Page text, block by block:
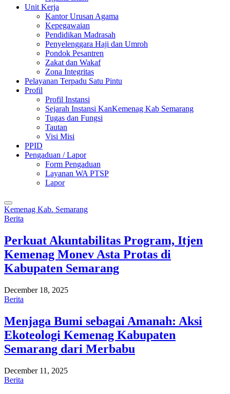
Unit Kerja
Kantor Urusan Agama
Kepegawaian
Pendidikan Madrasah
Penyelenggara Haji dan Umroh
Pondok Pesantren
Zakat dan Wakaf
Zona Integritas
Pelayanan Terpadu Satu Pintu
Profil
Profil Instansi
Sejarah Instansi KanKemenag Kab Semarang
Tugas dan Fungsi
Tautan
Visi Misi
PPID
Pengaduan / Lapor
Form Pengaduan
Layanan WA PTSP
Lapor
Kemenag Kab. Semarang
Berita
Perkuat Akuntabilitas Program, Itjen
Kemenag Monev Asta Protas di
Kabupaten Semarang
December 18, 2025
Berita
Menjaga Bumi sebagai Amanah: Aksi
Ekoteologi Kemenag Kabupaten
Semarang dari Merbabu
December 11, 2025
Berita